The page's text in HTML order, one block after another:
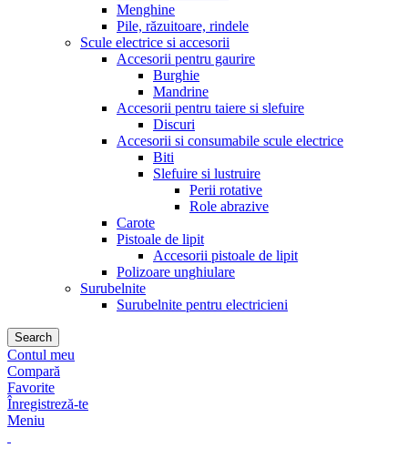
Menghine
Pile, răzuitoare, rindele
Scule electrice si accesorii
Accesorii pentru gaurire
Burghie
Mandrine
Accesorii pentru taiere si slefuire
Discuri
Accesorii si consumabile scule electrice
Biti
Slefuire si lustruire
Perii rotative
Role abrazive
Carote
Pistoale de lipit
Accesorii pistoale de lipit
Polizoare unghiulare
Surubelnite
Surubelnite pentru electricieni
Search
Contul meu
Compară
Favorite
Înregistreză-te
Meniu